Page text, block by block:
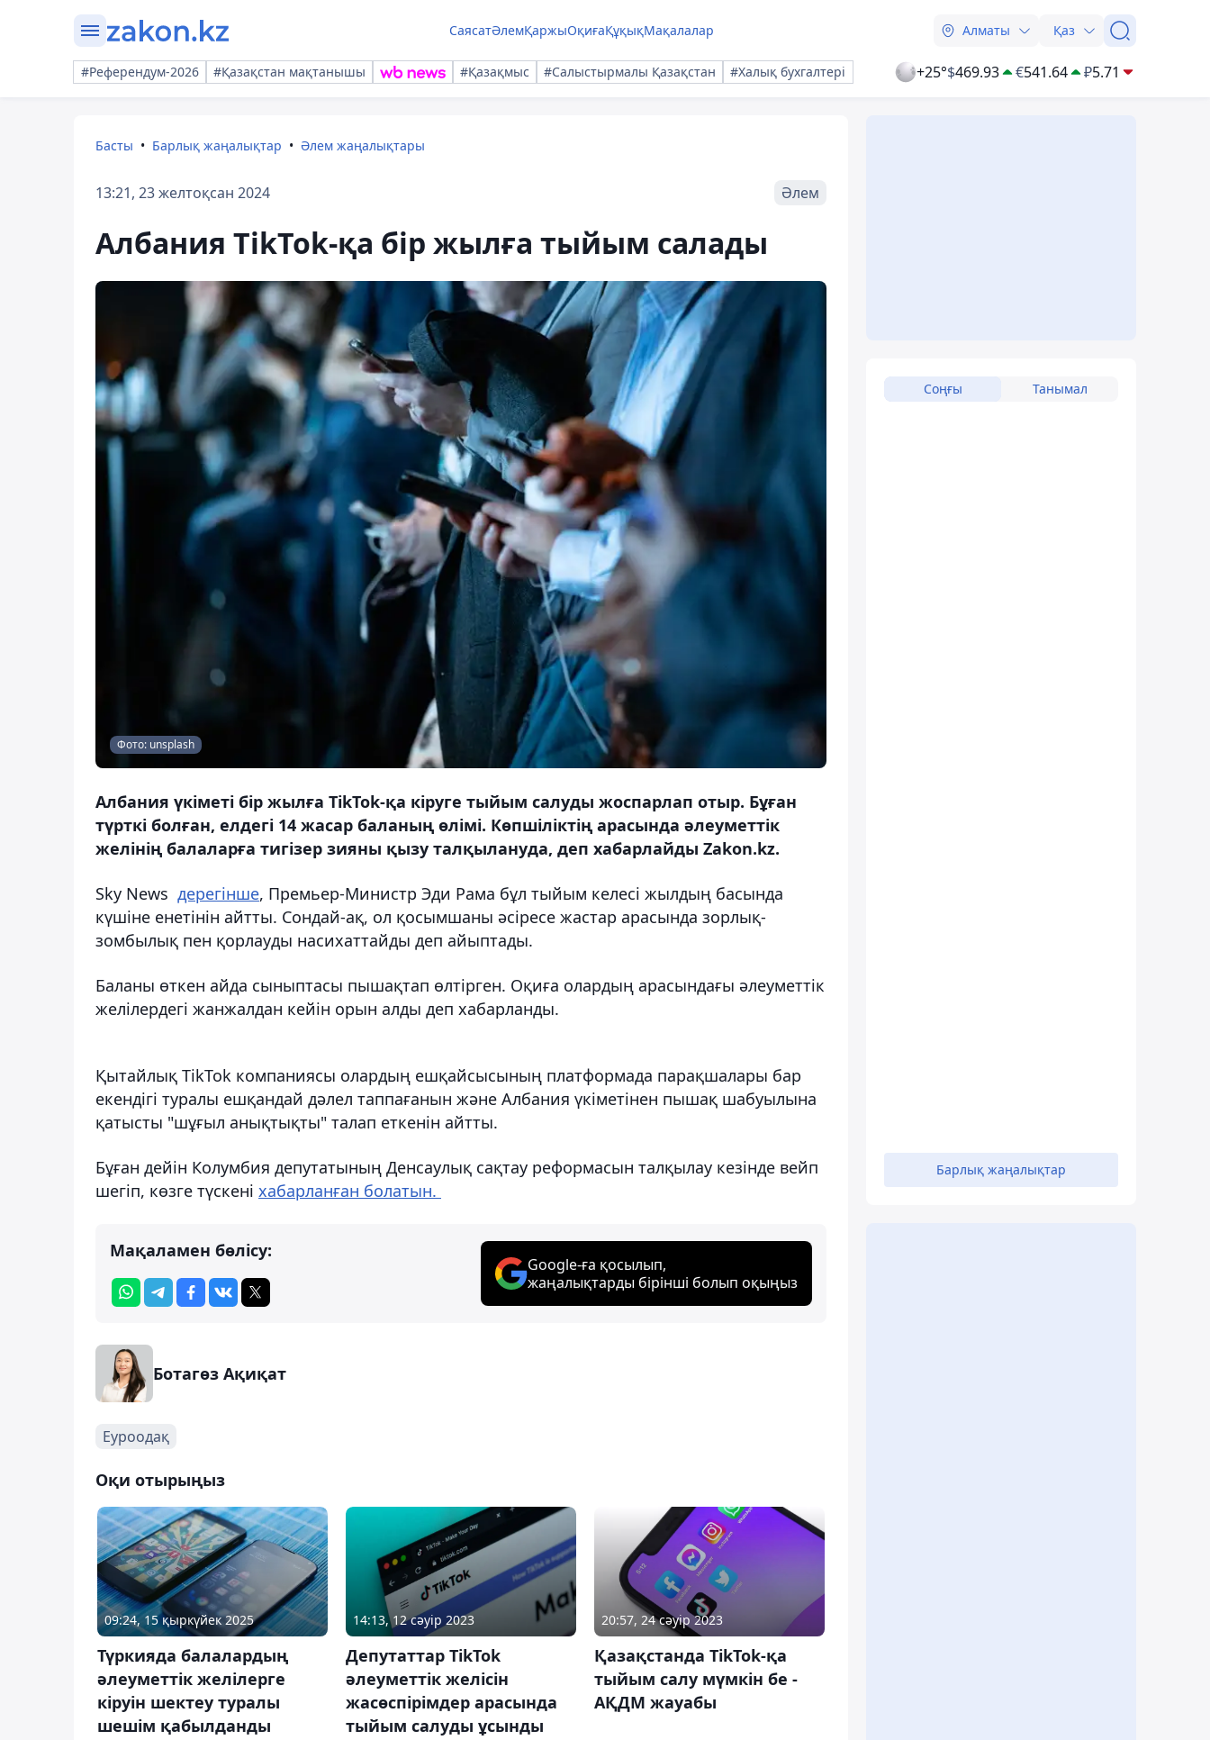
СаясатӘлемҚаржыОқиғаҚұқықМақалалар Алматы Қаз
#Референдум-2026 #Қазақстан мақтанышы #Қазақмыс #Салыстырмалы Қазақстан #Халық бухгалтері +25°$469.93 €541.64 ₽5.71
Басты Барлық жаңалықтар Әлем жаңалықтары
13:21, 23 желтоқсан 2024 Әлем
Албания TikTok-қа бір жылға тыйым салады
Фото: unsplash
Албания үкіметі бір жылға TikTok-қа кіруге тыйым салуды жоспарлап отыр. Бұған
түрткі болған, елдегі 14 жасар баланың өлімі. Көпшіліктің арасында әлеуметтік
желінің балаларға тигізер зияны қызу талқылануда, деп хабарлайды Zakon.kz.
Sky News дерегінше, Премьер-Министр Эди Рама бұл тыйым келесі жылдың басында
күшіне енетінін айтты. Сондай-ақ, ол қосымшаны әсіресе жастар арасында зорлық-
зомбылық пен қорлауды насихаттайды деп айыптады.
Баланы өткен айда сыныптасы пышақтап өлтірген. Оқиға олардың арасындағы әлеуметтік
желілердегі жанжалдан кейін орын алды деп хабарланды.
Қытайлық TikTok компаниясы олардың ешқайсысының платформада парақшалары бар
екендігі туралы ешқандай дәлел таппағанын және Албания үкіметінен пышақ шабуылына
қатысты "шұғыл анықтықты" талап еткенін айтты.
Бұған дейін Колумбия депутатының Денсаулық сақтау реформасын талқылау кезінде вейп
шегіп, көзге түскені хабарланған болатын.
Мақаламен бөлісу:
Google-ға қосылып,
жаңалықтарды бірінші болып оқыңыз
Ботагөз Ақиқат
Еуроодақ
Оқи отырыңыз
09:24, 15 қыркүйек 2025
Түркияда балалардың
әлеуметтік желілерге
кіруін шектеу туралы
шешім қабылданды
14:13, 12 сәуір 2023
Депутаттар TikTok
әлеуметтік желісін
жасөспірімдер арасында
тыйым салуды ұсынды
20:57, 24 сәуір 2023
Қазақстанда TikTok-қа
тыйым салу мүмкін бе -
АҚДМ жауабы
Соңғы Танымал
Барлық жаңалықтар